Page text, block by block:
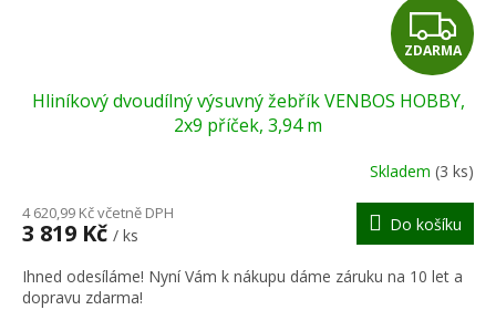
Z
D
A
R
M
A
ZDARMA
Hliníkový dvoudílný výsuvný žebřík VENBOS HOBBY,
2x9 příček, 3,94 m
Skladem (3 ks)
4 620,99 Kč včetně DPH
3 819 Kč / ks
Do košíku
Ihned odesíláme! Nyní Vám k nákupu dáme záruku na 10 let a
dopravu zdarma!